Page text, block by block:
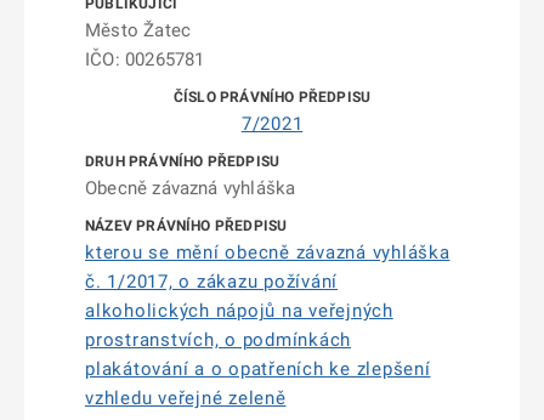
Město Žatec
IČO: 00265781
7/2021
Obecně závazná vyhláška
kterou se mění obecně závazná vyhláška
č. 1/2017, o zákazu požívání
alkoholických nápojů na veřejných
prostranstvích, o podmínkách
plakátování a o opatřeních ke zlepšení
vzhledu veřejné zeleně